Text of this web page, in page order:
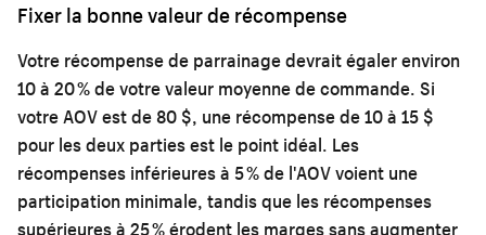
Fixer la bonne valeur de récompense
Votre récompense de parrainage devrait égaler environ
10 à 20 % de votre valeur moyenne de commande. Si
votre AOV est de 80 $, une récompense de 10 à 15 $
pour les deux parties est le point idéal. Les
récompenses inférieures à 5 % de l'AOV voient une
participation minimale, tandis que les récompenses
supérieures à 25 % érodent les marges sans augmenter